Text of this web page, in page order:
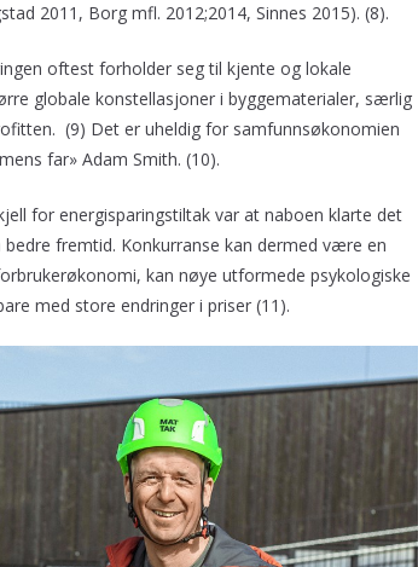
2011, Borg mfl. 2012;2014, Sinnes 2015). (8).
oftest forholder seg til kjente og lokale
globale konstellasjoner i byggematerialer, særlig
(9) Det er uheldig for samfunnsøkonomien
far» Adam Smith. (10).
for energisparingstiltak var at naboen klarte det
fremtid. Konkurranse kan dermed være en
kan nøye utformede psykologiske
med store endringer i priser (11).